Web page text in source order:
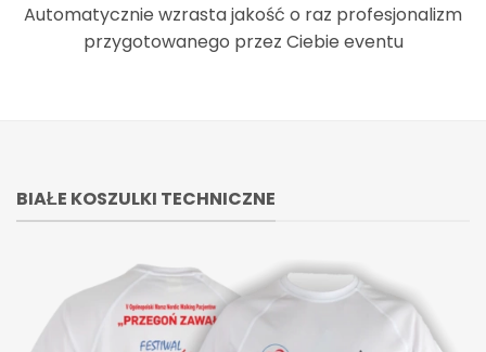
Automatycznie wzrasta jakość o raz profesjonalizm
przygotowanego przez Ciebie eventu
BIAŁE KOSZULKI TECHNICZNE